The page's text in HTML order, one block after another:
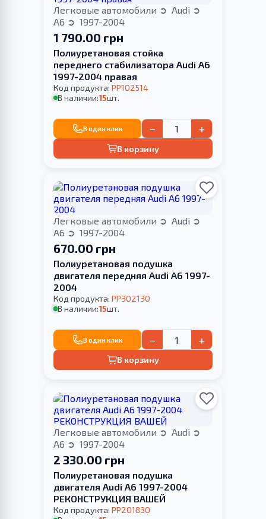
Легковые автомобили
Audi
A6
1997-2004
1 790.00 грн
Полиуретановая стойка
переднего стабилизатора Audi A6
1997-2004 правая
Код продукта: PP102514
В наличии:15шт.
В один клик − +
В корзину
Легковые автомобили
Audi
A6
1997-2004
670.00 грн
Полиуретановая подушка
двигателя передняя Audi A6 1997-
2004
Код продукта: PP302130
В наличии:15шт.
В один клик − +
В корзину
Легковые автомобили
Audi
A6
1997-2004
2 330.00 грн
Полиуретановая подушка
двигателя Audi A6 1997-2004
РЕКОНСТРУКЦИЯ ВАШЕЙ
Код продукта: PP201830